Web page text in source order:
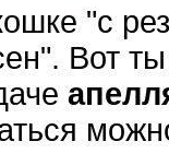
"с
Вот